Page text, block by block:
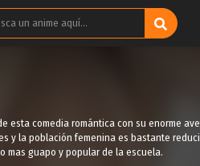
comedia romántica con su enorme
y la población femenina es bastante
mas guapo y popular de la escuela.